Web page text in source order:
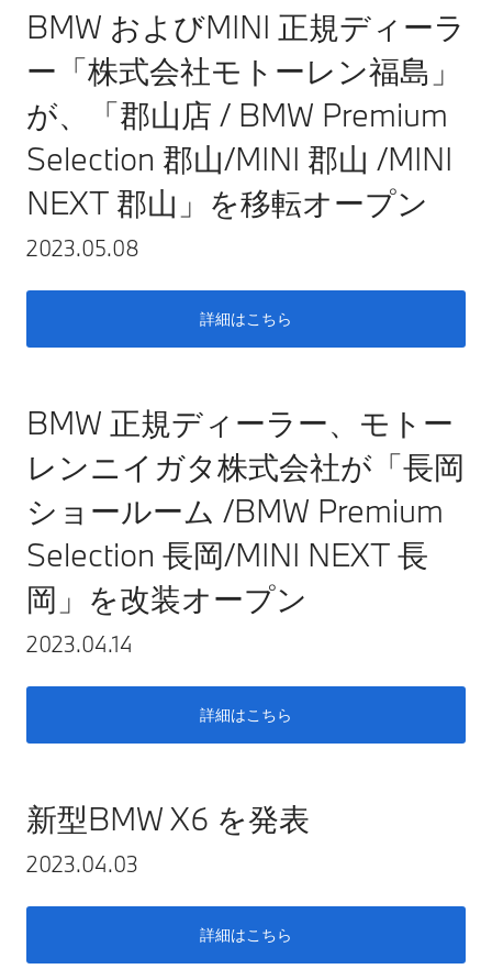
BMW およびMINI 正規ディーラ
ー「株式会社モトーレン福島」
が、「郡山店 / BMW Premium
Selection 郡山/MINI 郡山 /MINI
NEXT 郡山」を移転オープン
2023.05.08
詳細はこちら
BMW 正規ディーラー、モトー
レンニイガタ株式会社が「長岡
ショールーム /BMW Premium
Selection 長岡/MINI NEXT 長
岡」を改装オープン
2023.04.14
詳細はこちら
新型BMW X6 を発表
2023.04.03
詳細はこちら